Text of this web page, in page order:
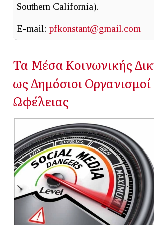
Southern California).
E-mail: pfkonstant@gmail.com
Τα Μέσα Κοινωνικής
ως Δημόσιοι
Ωφέλειας